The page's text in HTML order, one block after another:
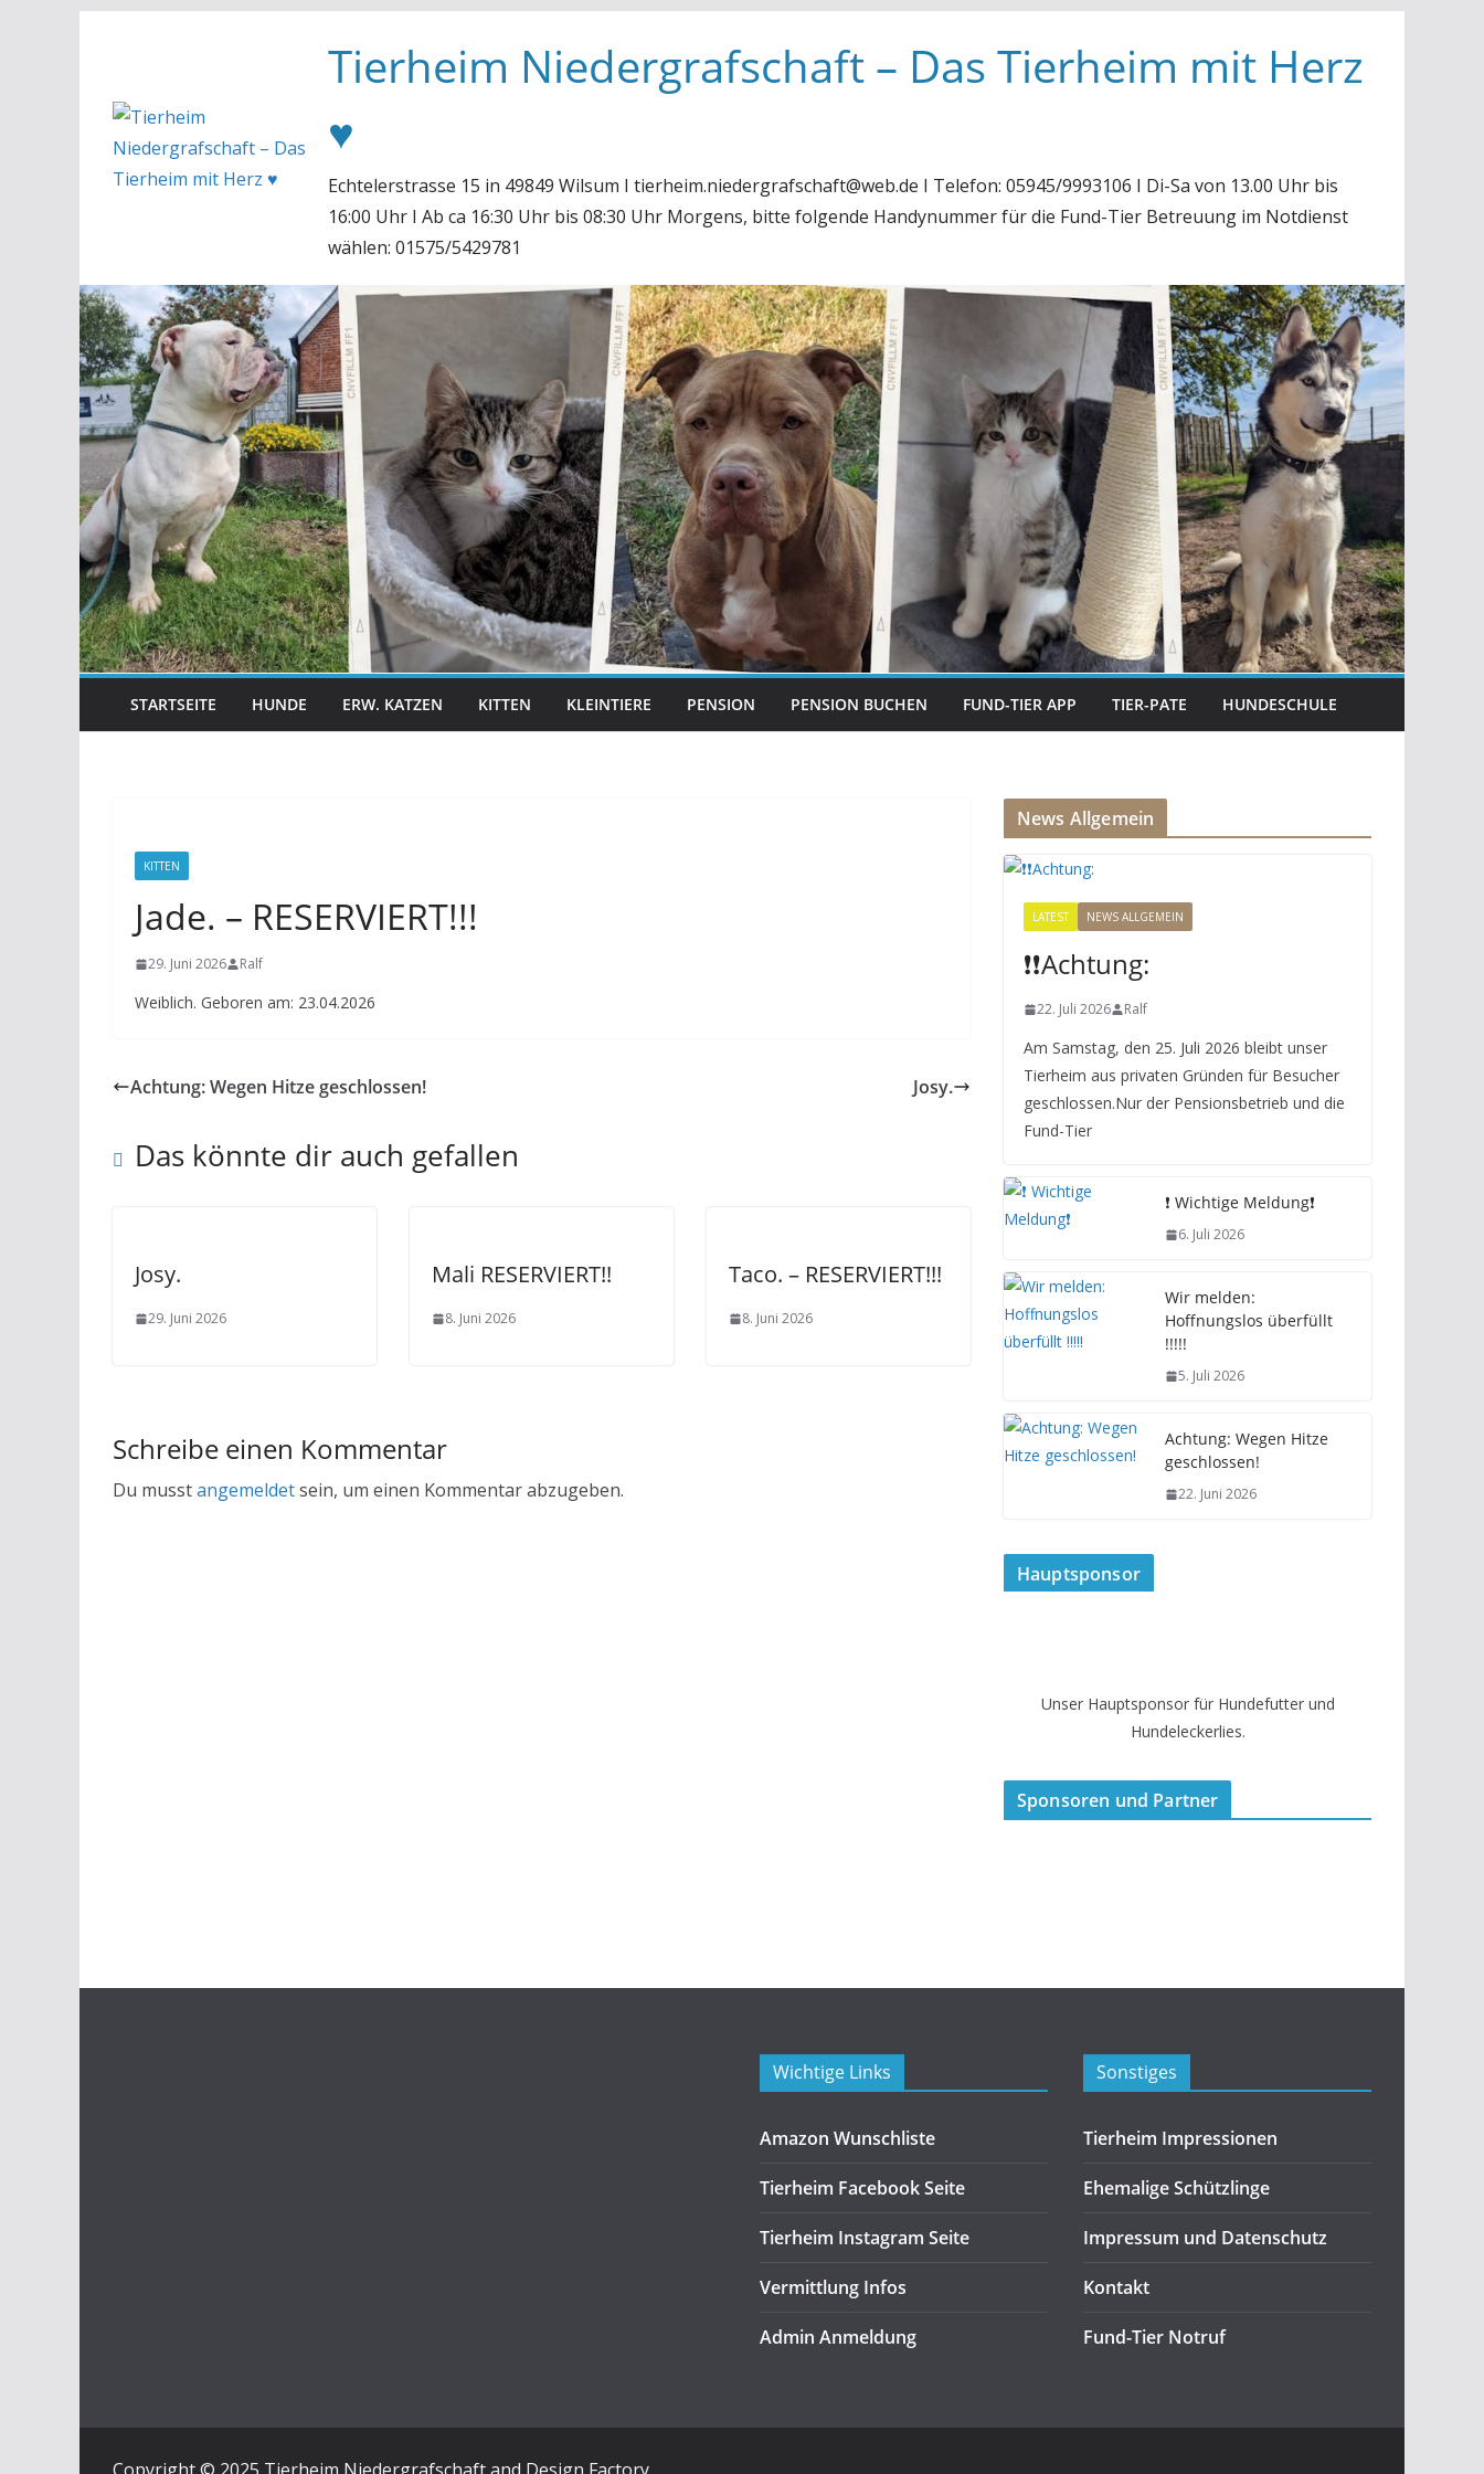
Tierheim Niedergrafschaft – Das Tierheim mit Herz
♥
Echtelerstrasse 15 in 49849 Wilsum I tierheim.niedergrafschaft@web.de I Telefon: 05945/9993106 I Di-Sa von 13.00 Uhr bis
16:00 Uhr I Ab ca 16:30 Uhr bis 08:30 Uhr Morgens, bitte folgende Handynummer für die Fund-Tier Betreuung im Notdienst
wählen: 01575/5429781
STARTSEITE HUNDE ERW. KATZEN KITTEN KLEINTIERE PENSION PENSION BUCHEN FUND-TIER APP TIER-PATE HUNDESCHULE
KITTEN
Jade. – RESERVIERT!!!
29. Juni 2026 Ralf
Weiblich. Geboren am: 23.04.2026
Achtung: Wegen Hitze geschlossen! Josy.
Das könnte dir auch gefallen
Josy.
29. Juni 2026
Mali RESERVIERT!!
8. Juni 2026
Taco. – RESERVIERT!!!
8. Juni 2026
Schreibe einen Kommentar
Du musstangemeldetsein, um einen Kommentar abzugeben.
News Allgemein
LATEST NEWS ALLGEMEIN
❗️❗️Achtung:
22. Juli 2026 Ralf
Am Samstag, den 25. Juli 2026 bleibt unser
Tierheim aus privaten Gründen für Besucher
geschlossen.Nur der Pensionsbetrieb und die
Fund-Tier
❗️ Wichtige Meldung❗️
6. Juli 2026
Wir melden:
Hoffnungslos überfüllt
!!!!!
5. Juli 2026
Achtung: Wegen Hitze
geschlossen!
22. Juni 2026
Hauptsponsor
Unser Hauptsponsor für Hundefutter und
Hundeleckerlies.
Sponsoren und Partner
Wichtige Links
Amazon Wunschliste
Tierheim Facebook Seite
Tierheim Instagram Seite
Vermittlung Infos
Admin Anmeldung
Sonstiges
Tierheim Impressionen
Ehemalige Schützlinge
Impressum und Datenschutz
Kontakt
Fund-Tier Notruf